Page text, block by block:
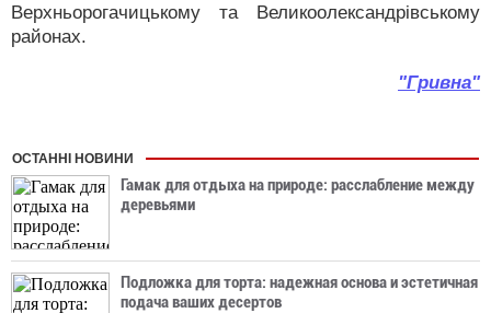
Верхньорогачицькому та Великоолександрівському
районах.
"Гривна"
ОСТАННІ НОВИНИ
Гамак для отдыха на природе: расслабление между
деревьями
Подложка для торта: надежная основа и эстетичная
подача ваших десертов